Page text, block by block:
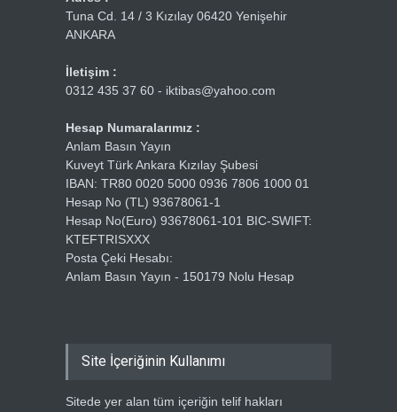
Tuna Cd. 14 / 3 Kızılay 06420 Yenişehir
ANKARA
İletişim :
0312 435 37 60 - iktibas@yahoo.com
Hesap Numaralarımız :
Anlam Basın Yayın
Kuveyt Türk Ankara Kızılay Şubesi
IBAN: TR80 0020 5000 0936 7806 1000 01
Hesap No (TL) 93678061-1
Hesap No(Euro) 93678061-101 BIC-SWIFT:
KTEFTRISXXX
Posta Çeki Hesabı:
Anlam Basın Yayın - 150179 Nolu Hesap
Site İçeriğinin Kullanımı
Sitede yer alan tüm içeriğin telif hakları